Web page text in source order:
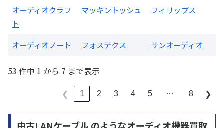
オーディオクラフ
ト
マッキントッシュ フィリップス
オーディオノート フォステクス サンオーディオ
53 件中 1 から 7 まで表示
❮ 1 2 3 4 5 … 8 ❯
中古LANケーブル のようなオーディオ機器買取